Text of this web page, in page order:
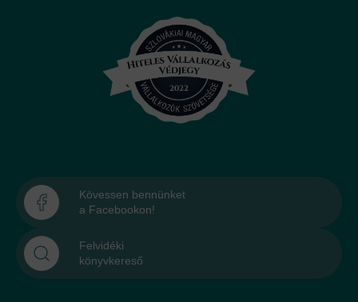
Kövessen bennünket
a Facebookon!
Felvidéki
könyvkereső